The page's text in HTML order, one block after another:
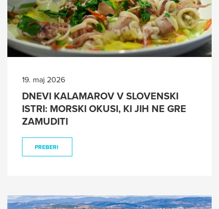
19. maj 2026
DNEVI KALAMAROV V SLOVENSKI
ISTRI: MORSKI OKUSI, KI JIH NE GRE
ZAMUDITI
PREBERI